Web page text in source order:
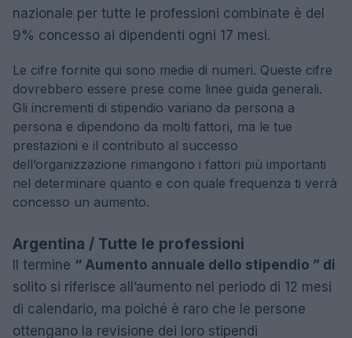
nazionale per tutte le professioni combinate è del
9% concesso ai dipendenti ogni 17 mesi.
Le cifre fornite qui sono medie di numeri. Queste cifre
dovrebbero essere prese come linee guida generali.
Gli incrementi di stipendio variano da persona a
persona e dipendono da molti fattori, ma le tue
prestazioni e il contributo al successo
dell’organizzazione rimangono i fattori più importanti
nel determinare quanto e con quale frequenza ti verrà
concesso un aumento.
Argentina / Tutte le professioni
Il termine “ Aumento annuale dello stipendio ” di
solito si riferisce all’aumento nel periodo di 12 mesi
di calendario, ma poiché è raro che le persone
ottengano la revisione dei loro stipendi